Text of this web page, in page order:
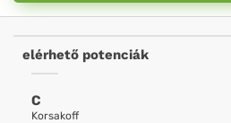
elérhető potenciák
C
Korsakoff